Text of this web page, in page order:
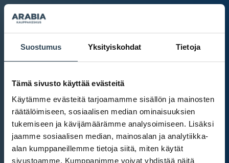
Suostumus Yksityiskohdat Tietoja
Tämä sivusto käyttää evästeitä
Käytämme evästeitä tarjoamamme sisällön ja mainosten
räätälöimiseen, sosiaalisen median ominaisuuksien
tukemiseen ja kävijämäärämme analysoimiseen. Lisäksi
jaamme sosiaalisen median, mainosalan ja analytiikka-
alan kumppaneillemme tietoja siitä, miten käytät
sivustoamme. Kumppanimme voivat yhdistää näitä